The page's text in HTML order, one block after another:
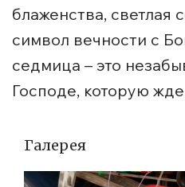
блаженства, светлая
символ вечности с
седмица – это
Господе, которую
Галерея